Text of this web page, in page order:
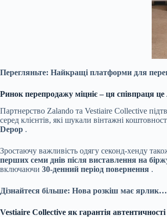
Перегляньте: Найкращі платформи для
Ринок перепродажу міцніє – ця співпраця
Партнерство Zalando та Vestiaire Collective
серед клієнтів, які шукали вінтажні
Depop .
Зростаючу важливість одягу секонд-хенду
перших семи днів після виставлення на
включаючи 30-денний період повернення .
Дізнайтеся більше: Нова розкіш має ярлик…
Vestiaire Collective як гарантія